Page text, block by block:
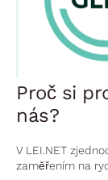
Proč si
nás?
V LEI.NET
zaměřením na